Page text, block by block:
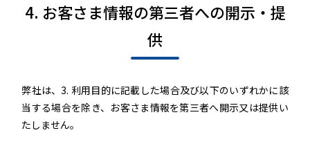
4. お客さま情報の第三者への開示・提
供
弊社は、3. 利用目的に記載した場合及び以下のいずれかに該
当する場合を除き、お客さま情報を第三者へ開示又は提供い
たしません。